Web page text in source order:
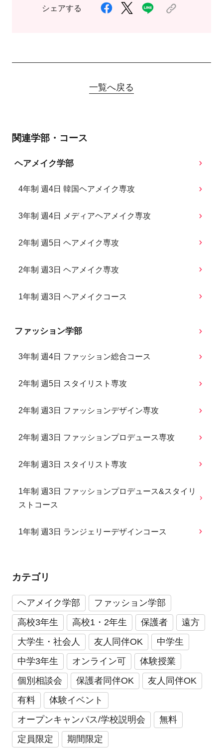
シェアする
一覧へ戻る
関連学部・コース
ヘアメイク学部
4年制 週4日 韓国ヘアメイク専攻
3年制 週4日 メディアヘアメイク専攻
2年制 週5日 ヘアメイク専攻
2年制 週3日 ヘアメイク専攻
1年制 週3日 ヘアメイクコース
ファッション学部
3年制 週4日 ファッション総合コース
2年制 週5日 スタイリスト専攻
2年制 週3日 ファッションデザイン専攻
2年制 週3日 ファッションプロデュース専攻
2年制 週3日 スタイリスト専攻
1年制 週3日 ファッションプロデュース&スタイリ
ストコース
1年制 週3日 ランジェリーデザインコース
カテゴリ
ヘアメイク学部
ファッション学部
高校3年生
高校1・2年生 保護者
遠方
大学生・社会人
友人同伴OK
中学生
中学3年生
オンライン可
体験授業
個別相談会
保護者同伴OK
友人同伴OK
有料
体験イベント
オープンキャンパス/学校説明会
無料
定員限定
期間限定